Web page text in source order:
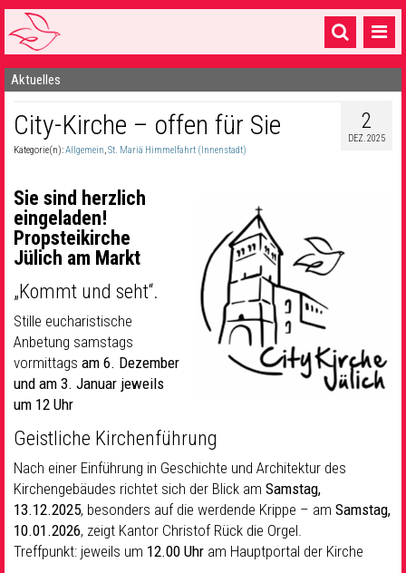
Startseite
1 Pfarrei
16 Gemeinden & mehr
Gottesdienste & Sinnsuche
Sakramente & Feste
Gemeinschaft & Soziales
Musik & Kultur
Seelsorge & Kontakt
Aktuelles
2
DEZ. 2025
City-Kirche – offen für Sie
Kategorie(n):Allgemein,St. Mariä Himmelfahrt (Innenstadt)
Sie sind herzlich
eingeladen!
Propsteikirche
Jülich am Markt
„Kommt und seht“.
Stille eucharistische
Anbetung samstags
vormittags am 6. Dezember
und am 3. Januar jeweils
um 12 Uhr
Geistliche Kirchenführung
Nach einer Einführung in Geschichte und Architektur des
Kirchengebäudes richtet sich der Blick am Samstag,
13.12.2025, besonders auf die werdende Krippe – am Samstag,
10.01.2026, zeigt Kantor Christof Rück die Orgel.
Treffpunkt: jeweils um 12.00 Uhr am Hauptportal der Kirche